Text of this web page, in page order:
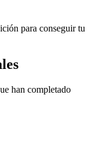
para conseguir tu
han completado